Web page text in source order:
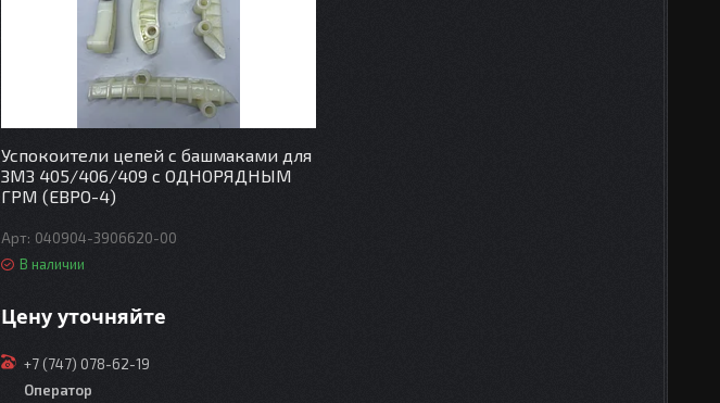
Успокоители цепей с башмаками для
ЗМЗ 405/406/409 с ОДНОРЯДНЫМ
ГРМ (ЕВРО-4)
040904-3906620-00
В наличии
Цену уточняйте
+7 (747) 078-62-19
Оператор